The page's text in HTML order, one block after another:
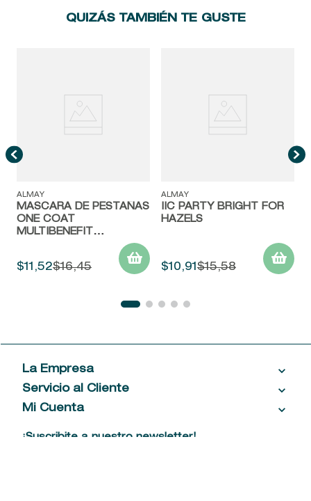
QUIZÁS TAMBIÉN TE GUSTE
ALMAY
MASCARA DE PESTAÑAS
ONE COAT
MULTIBENEFIT
$11 ,52$16,45
ALMAY
IIC PARTY BRIGHT FOR
HAZELS
$10,91$15,58
La Empresa
Acerca de las Fragancias
Ventas al por mayor
Servicio al Cliente
Contáctanos
Mi Cuenta
¡Suscribite a nuestro newsletter!